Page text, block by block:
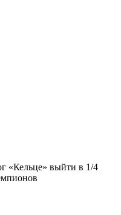
«Кельце» выйти в 1/4